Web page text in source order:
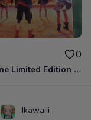
0
Punchline Limited Edition EUR Neuf sous Blister
Ikawaiii